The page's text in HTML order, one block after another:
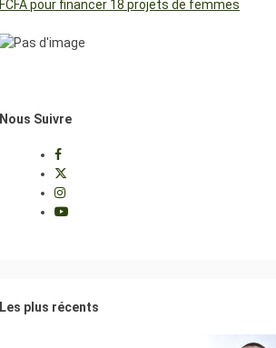
FCFA pour financer 18 projets de femmes
Nous Suivre
Les plus récents